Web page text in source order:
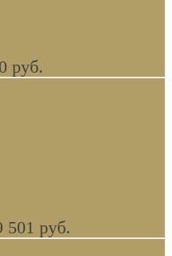
овальная
с рисунком синяя
руб.
дерева, светло
+ серебро
501 руб.